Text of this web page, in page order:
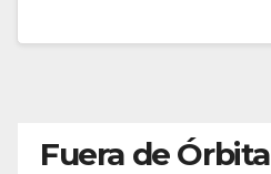
Fuera de Órbita